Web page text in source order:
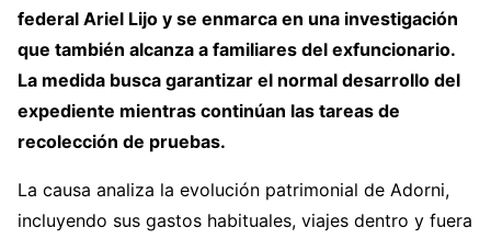
federal Ariel Lijo y se enmarca en una investigación
que también alcanza a familiares del exfuncionario.
La medida busca garantizar el normal desarrollo del
expediente mientras continúan las tareas de
recolección de pruebas.
La causa analiza la evolución patrimonial de Adorni,
incluyendo sus gastos habituales, viajes dentro y fuera